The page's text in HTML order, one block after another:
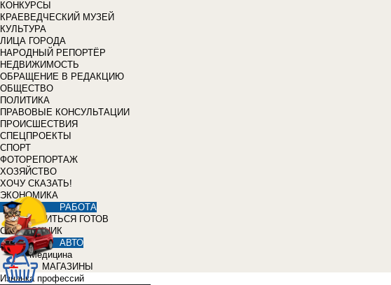
КОНКУРСЫ
КРАЕВЕДЧЕСКИЙ МУЗЕЙ
КУЛЬТУРА
ЛИЦА ГОРОДА
НАРОДНЫЙ РЕПОРТЁР
НЕДВИЖИМОСТЬ
ОБРАЩЕНИЕ В РЕДАКЦИЮ
ОБЩЕСТВО
ПОЛИТИКА
ПРАВОВЫЕ КОНСУЛЬТАЦИИ
ПРОИСШЕСТВИЯ
СПЕЦПРОЕКТЫ
СПОРТ
ФОТОРЕПОРТАЖ
ХОЗЯЙСТВО
ХОЧУ СКАЗАТЬ!
ЭКОНОМИКА
РАБОТА
УЧИТЬСЯ ГОТОВ
СПРАВОЧНИК
АВТО
Медицина
МАГАЗИНЫ
Изнанка профессий